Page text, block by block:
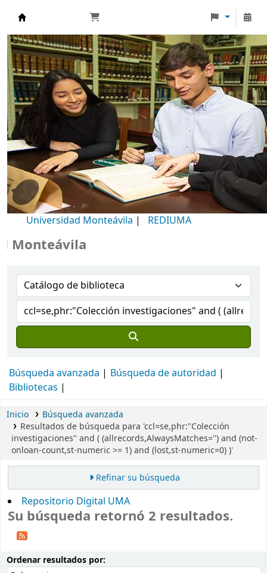
Biblioteca Universidad Monteávila
Universidad Monteávila | REDIUMA
Búsqueda avanzada
Búsqueda de autoridad
Bibliotecas
Inicio
Búsqueda avanzada
Resultados de búsqueda para 'ccl=se,phr:"Colección
investigaciones" and ( (allrecords,AlwaysMatches='') and (not-
onloan-count,st-numeric >= 1) and (lost,st-numeric=0) )'
Refinar su búsqueda
Repositorio Digital UMA
Su búsqueda retornó 2 resultados.
Ordenar resultados por: